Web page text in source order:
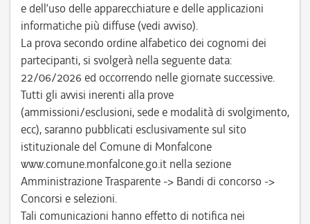
e dell’uso delle apparecchiature e delle applicazioni
informatiche più diffuse (vedi avviso).
La prova secondo ordine alfabetico dei cognomi dei
partecipanti, si svolgerà nella seguente data:
22/06/2026 ed occorrendo nelle giornate successive.
Tutti gli avvisi inerenti alla prove
(ammissioni/esclusioni, sede e modalità di svolgimento,
ecc), saranno pubblicati esclusivamente sul sito
istituzionale del Comune di Monfalcone
www.comune.monfalcone.go.it nella sezione
Amministrazione Trasparente -> Bandi di concorso ->
Concorsi e selezioni.
Tali comunicazioni hanno effetto di notifica nei